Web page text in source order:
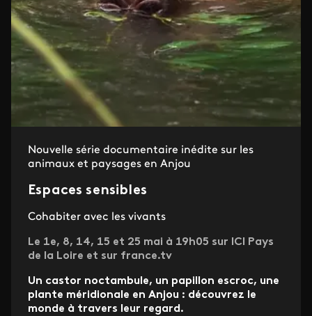
Nouvelle série documentaire inédite sur les
animaux et paysages en Anjou
Espaces sensibles
Cohabiter avec les vivants
Le 1e, 8, 14, 15 et 25 mai à 19h05 sur ICI Pays
de la Loire et sur france.tv
Un castor noctambule, un papillon escroc, une
plante méridionale en Anjou : découvrez le
monde à travers leur regard.